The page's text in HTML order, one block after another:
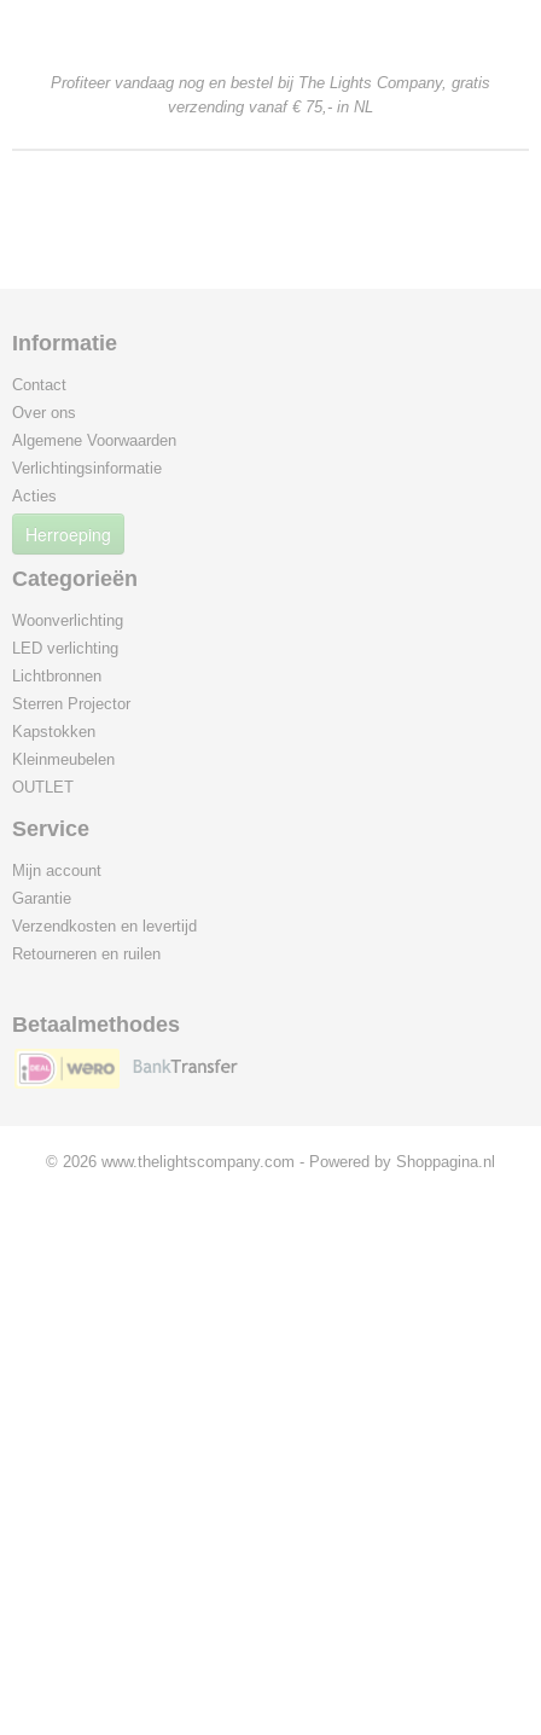
Profiteer vandaag nog en bestel bij The Lights Company, gratis
verzending vanaf € 75,- in NL
Informatie
Contact
Over ons
Algemene Voorwaarden
Verlichtingsinformatie
Acties
Herroeping
Categorieën
Woonverlichting
LED verlichting
Lichtbronnen
Sterren Projector
Kapstokken
Kleinmeubelen
OUTLET
Service
Mijn account
Garantie
Verzendkosten en levertijd
Retourneren en ruilen
Betaalmethodes
© 2026 www.thelightscompany.com - Powered by Shoppagina.nl